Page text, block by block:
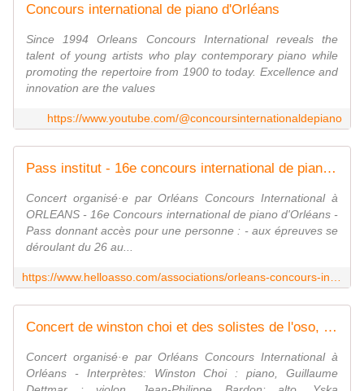
Concours international de piano d'Orléans
Since 1994 Orleans Concours International reveals the
talent of young artists who play contemporary piano while
promoting the repertoire from 1900 to today. Excellence and
innovation are the values
https://www.youtube.com/@concoursinternationaldepiano
Pass institut - 16e concours international de piano d'orléans - automne 2024
Concert organisé·e par Orléans Concours International à
ORLEANS - 16e Concours international de piano d'Orléans -
Pass donnant accès pour une personne : - aux épreuves se
déroulant du 26 au...
Concert de winston choi et des solistes de l'oso, le 30/10/2024, 20h
Concert organisé·e par Orléans Concours International à
Orléans - Interprètes: Winston Choi : piano, Guillaume